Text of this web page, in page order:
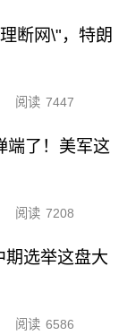
断网\"，特朗
阅读 7447
端了！美军这
阅读 7208
期选举这盘大
阅读 6586